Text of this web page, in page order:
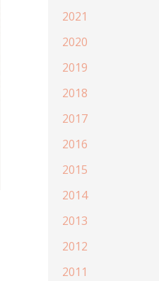
2021
2020
2019
2018
2017
2016
2015
2014
2013
2012
2011